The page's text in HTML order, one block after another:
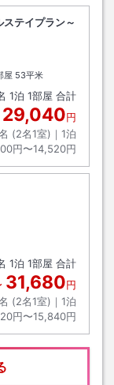
テイプラン～
屋 53平米
1泊 1部屋 合計
29,040円
(2名1室)｜ 1泊
円〜14,520円
1泊 1部屋 合計
31,680円
(2名1室)｜ 1泊
円〜15,840円